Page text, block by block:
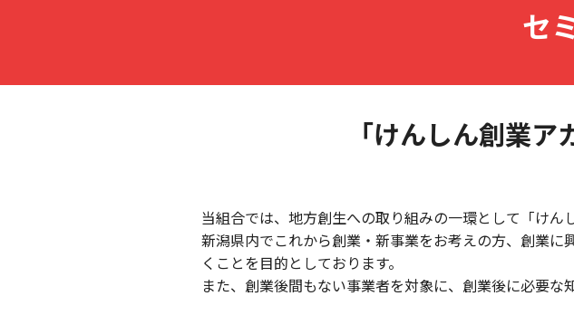
セ
「けんしん創業
当組合では、地方創生への取り組みの一環として「けん
新潟県内でこれから創業・新事業をお考えの方、創業
くことを目的としております。
また、創業後間もない事業者を対象に、創業後に必要な